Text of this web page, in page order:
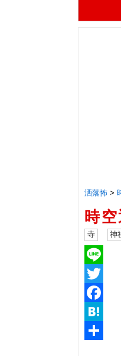
洒落怖 >
時
寺 神
Line
Twitter
Facebook
Hatena